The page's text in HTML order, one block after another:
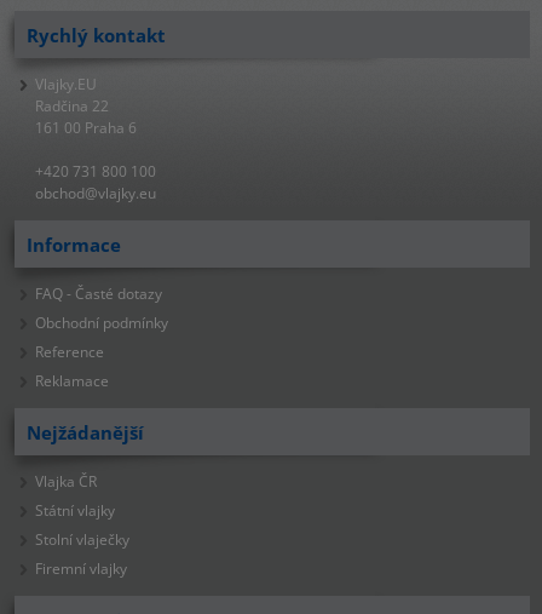
Rychlý kontakt
Vlajky.EU
Radčina 22
161 00 Praha 6
+420 731 800 100
obchod@vlajky.eu
Informace
FAQ - Časté dotazy
Obchodní podmínky
Reference
Reklamace
Nejžádanější
Vlajka ČR
Státní vlajky
Stolní vlaječky
Firemní vlajky